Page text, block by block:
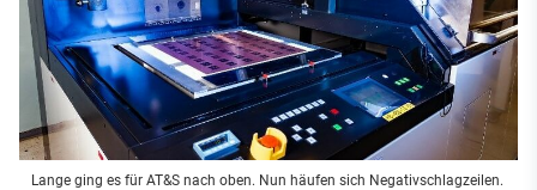
Lange ging es für AT&S nach oben. Nun häufen sich Negativschlagzeilen.